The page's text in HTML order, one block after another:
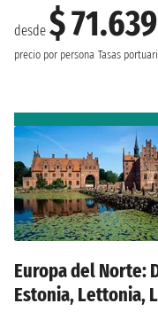
desde $ 71.639
precio por persona Tasas
Europa del Norte:
Estonia, Lettonia,